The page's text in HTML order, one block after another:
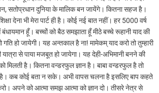
सतोप्रधान दुनिया के मालिक बन जायेंगे। कितना सहज है।
देना भी मेरा पार्ट ही है। कोई नई बात नहीं। हर 5000 वर्ष
हूँ। बच्चों को बैठ समझाता हूँ मीठे बच्चे रूहानी याद की
गति हो जायेगी। यह अन्तकाल है ना! मामेकम् याद करो तो तुम्हारी
से पाया मजबूत हो जायेगा। यह देही-अभिमानी बनने की
को मिलती है। कितना वन्डरफुल ज्ञान है। बाबा वन्डरफुल है तो
है। कब कोई बता न सके। अभी वापस चलना है इसलिए बाप कहते
अपने को आत्मा समझ आत्मा को ज्ञान दो। तीसरे नेत्र से